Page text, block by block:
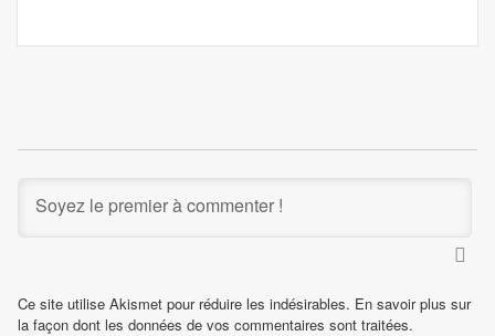
Ce site utilise Akismet pour réduire les indésirables. En savoir plus sur
la façon dont les données de vos commentaires sont traitées.